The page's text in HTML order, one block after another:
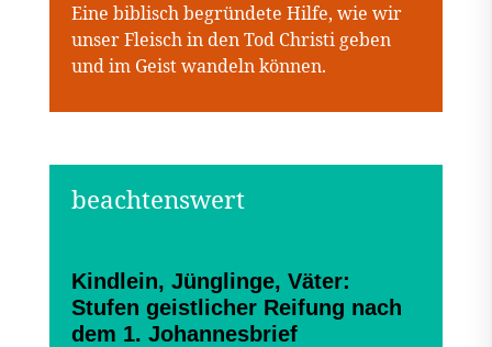
Eine biblisch begründete Hilfe, wie wir
unser Fleisch in den Tod Christi geben
und im Geist wandeln können.
Kindlein, Jünglinge, Väter:
Stufen geistlicher Reifung nach
dem 1. Johannesbrief